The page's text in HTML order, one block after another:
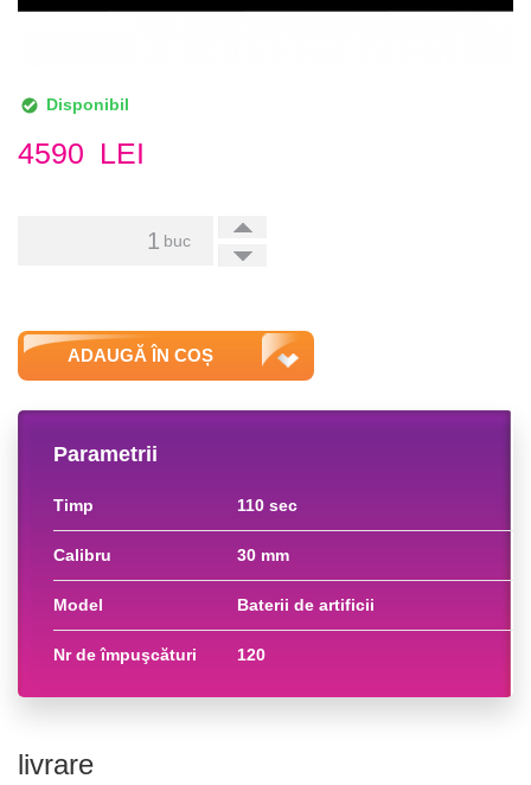
Disponibil
4590 LEI
+
-
buc
ADAUGĂ ÎN COȘ
Parametrii
timp 110 sec
calibru 30 mm
model baterii de artificii
nr de împuşcături 120
livrare